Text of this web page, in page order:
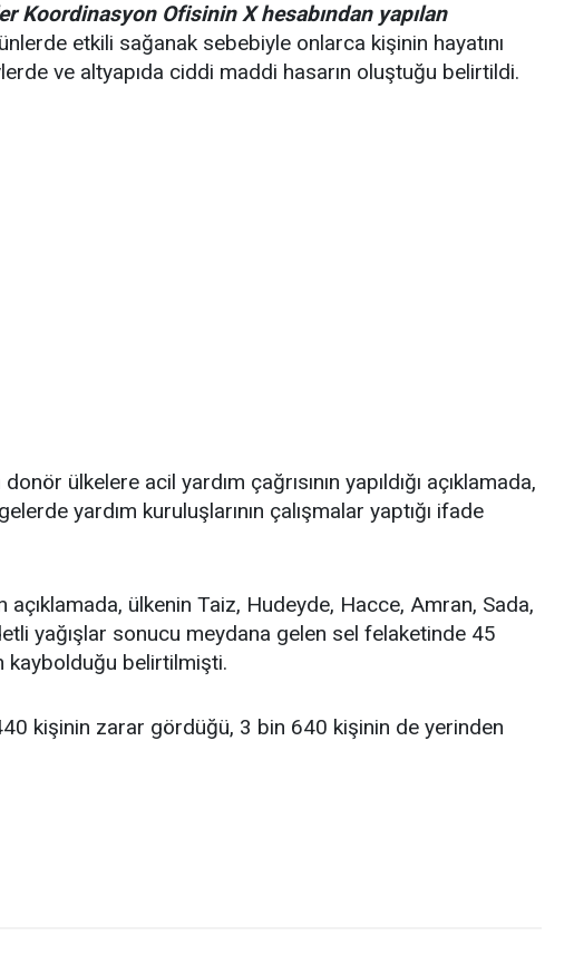
Koordinasyon Ofisinin X hesabından yapılan
etkili sağanak sebebiyle onlarca kişinin hayatını
ve altyapıda ciddi maddi hasarın oluştuğu belirtildi.
ülkelere acil yardım çağrısının yapıldığı açıklamada,
yardım kuruluşlarının çalışmalar yaptığı ifade
açıklamada, ülkenin Taiz, Hudeyde, Hacce, Amran, Sada,
yağışlar sonucu meydana gelen sel felaketinde 45
kaybolduğu belirtilmişti.
kişinin zarar gördüğü, 3 bin 640 kişinin de yerinden